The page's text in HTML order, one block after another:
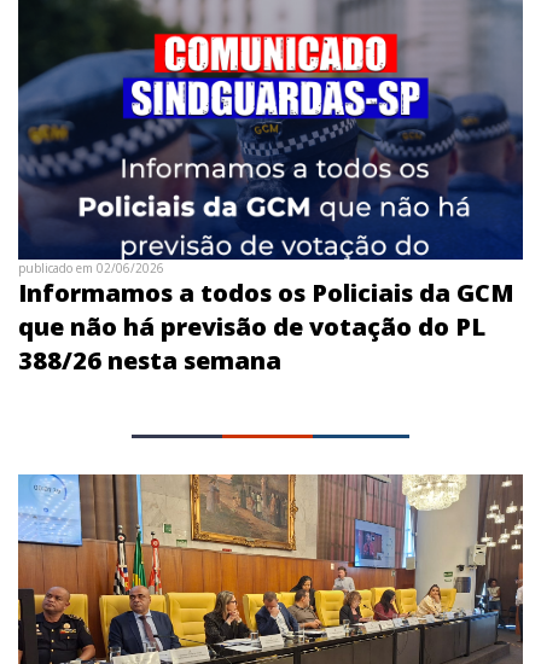
publicado em 02/06/2026
Informamos a todos os Policiais da GCM
que não há previsão de votação do PL
388/26 nesta semana